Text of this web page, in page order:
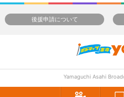
後援申請について
Yamaguchi Asahi